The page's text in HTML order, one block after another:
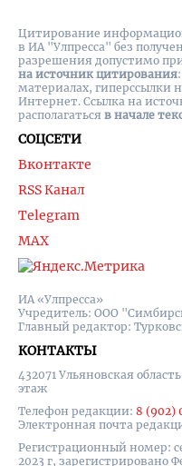
ИА «Улпресса»
Учредитель: ООО
Главный редактор:
КОНТАКТЫ
432071 Ульяновская
этаж
Телефон редакции: 8 (902)
Электронная почта
Регистрационный номер:
2023 г, зарегистрировано
СОЦСЕТИ
Вконтакте
RSS Канал
Telegram
MAX
Цитирование
в ИА "Улпресса" без
разрешения допустимо
на источник цитирования
материалах, гиперссылки
Интернет. Ссылка на
располагаться в начале